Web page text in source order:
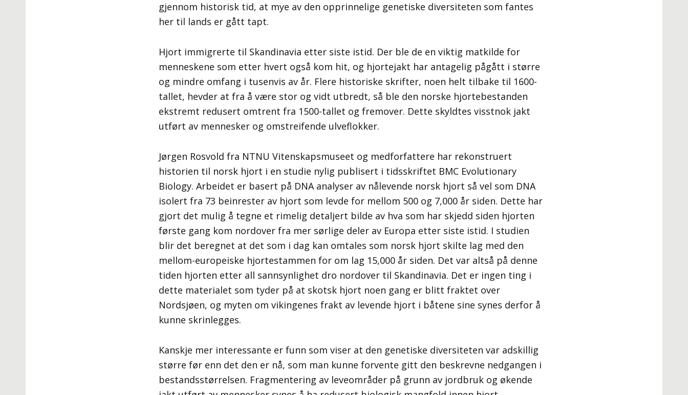
gjennom historisk tid, at mye av den opprinnelige genetiske diversiteten som fantes
her til lands er gått tapt.
Hjort immigrerte til Skandinavia etter siste istid. Der ble de en viktig matkilde for
menneskene som etter hvert også kom hit, og hjortejakt har antagelig pågått i større
og mindre omfang i tusenvis av år. Flere historiske skrifter, noen helt tilbake til 1600-
tallet, hevder at fra å være stor og vidt utbredt, så ble den norske hjortebestanden
ekstremt redusert omtrent fra 1500-tallet og fremover. Dette skyldtes visstnok jakt
utført av mennesker og omstreifende ulveflokker.
Jørgen Rosvold fra NTNU Vitenskapsmuseet og medforfattere har rekonstruert
historien til norsk hjort i en studie nylig publisert i tidsskriftet BMC Evolutionary
Biology. Arbeidet er basert på DNA analyser av nålevende norsk hjort så vel som DNA
isolert fra 73 beinrester av hjort som levde for mellom 500 og 7,000 år siden. Dette har
gjort det mulig å tegne et rimelig detaljert bilde av hva som har skjedd siden hjorten
første gang kom nordover fra mer sørlige deler av Europa etter siste istid. I studien
blir det beregnet at det som i dag kan omtales som norsk hjort skilte lag med den
mellom-europeiske hjortestammen for om lag 15,000 år siden. Det var altså på denne
tiden hjorten etter all sannsynlighet dro nordover til Skandinavia. Det er ingen ting i
dette materialet som tyder på at skotsk hjort noen gang er blitt fraktet over
Nordsjøen, og myten om vikingenes frakt av levende hjort i båtene sine synes derfor å
kunne skrinlegges.
Kanskje mer interessante er funn som viser at den genetiske diversiteten var adskillig
større før enn det den er nå, som man kunne forvente gitt den beskrevne nedgangen i
bestandsstørrelsen. Fragmentering av leveområder på grunn av jordbruk og økende